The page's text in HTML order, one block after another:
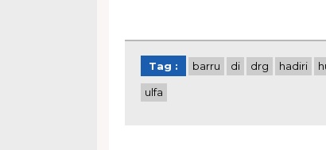
Tag : barru di drg hadiri
ulfa